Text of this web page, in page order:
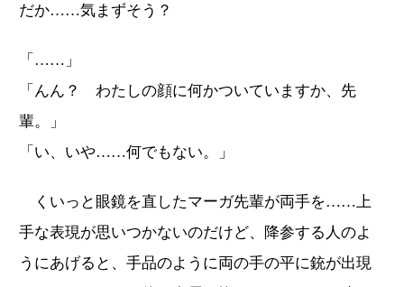
だか……気まずそう？
「……」
「んん？ わたしの顔に何かついていますか、先
輩。」
「い、いや……何でもない。」
くいっと眼鏡を直したマーガ先輩が両手を……上
手な表現が思いつかないのだけど、降参する人のよ
うにあげると、手品のように両の手の平に銃が出現